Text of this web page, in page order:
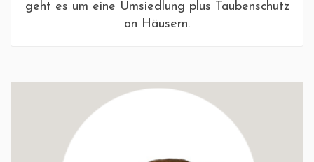
geht es um eine Umsiedlung plus Taubenschutz
an Häusern.